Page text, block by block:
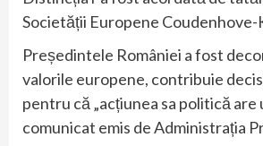
Societății Europene Coudenhove-
Președintele României a fost
valorile europene, contribuie
pentru că „acțiunea sa politică
comunicat emis de Administrația